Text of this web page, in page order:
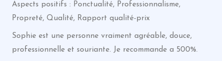
Aspects positifs : Ponctualité, Professionnalisme,
Propreté, Qualité, Rapport qualité-prix
Sophie est une personne vraiment agréable, douce,
professionnelle et souriante. Je recommande a 500%.